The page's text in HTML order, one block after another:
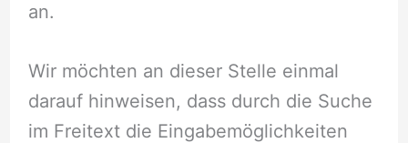
an.
Wir möchten an dieser Stelle einmal
darauf hinweisen, dass durch die Suche
im Freitext die Eingabemöglichkeiten